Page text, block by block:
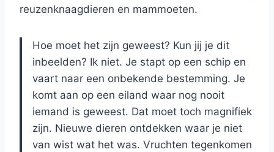
reuzenknaagdieren en mammoeten.
Hoe moet het zijn geweest? Kun jij je dit
inbeelden? Ik niet. Je stapt op een schip en
vaart naar een onbekende bestemming. Je
komt aan op een eiland waar nog nooit
iemand is geweest. Dat moet toch magnifiek
zijn. Nieuwe dieren ontdekken waar je niet
van wist wat het was. Vruchten tegenkomen